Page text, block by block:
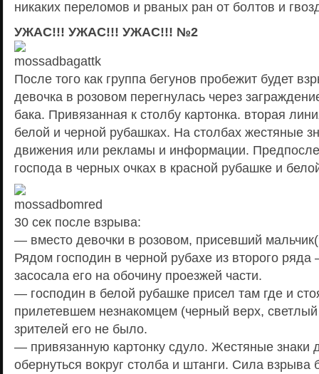
никаких переломов и рваных ран от болтов и
УЖАС!!! УЖАС!!! УЖАС!!! №2
После того как группа бегунов пробежит будет
девочка в розовом перегнулась через
бака. Привязанная к столбу картонка. вторая
белой и черной рубашках. На столбах жестяные
движения или рекламы и информации.
господа в черных очках в красной рубашке и
30 сек после взрыва:
— вместо девочки в розовом, присевший
Рядом господин в черной рубахе из второго
засосала его на обочину проезжей части.
— господин в белой рубашке присел там где и
прилетевшем незнакомцем (черный верх,
зрителей его не было.
— привязанную картонку сдуло. Жестяные
обернуться вокруг столба и штанги. Сила